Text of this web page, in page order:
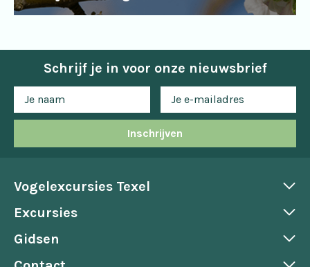
Schrijf je in voor onze nieuwsbrief
Inschrijven
Vogelexcursies Texel
Excursies
Gidsen